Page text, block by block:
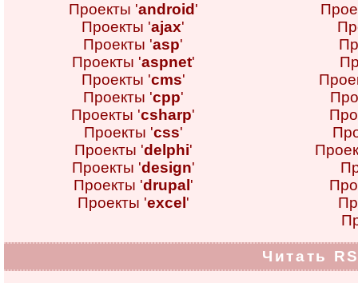
Проекты 'android '
Проекты 'ajax'
Проекты 'asp'
Проекты 'aspnet'
Проекты 'cms'
Проекты 'cpp'
Проекты 'csharp'
Проекты 'css'
Проекты 'delphi'
Проекты 'design'
Проекты 'drupal '
Проекты 'excel '
Читать